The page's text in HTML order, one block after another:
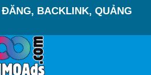
BACKLINK, QUẢNG